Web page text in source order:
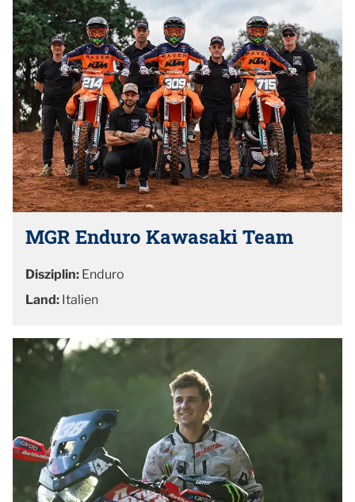
MGR Enduro Kawasaki Team
Disziplin: Enduro
Land: Italien